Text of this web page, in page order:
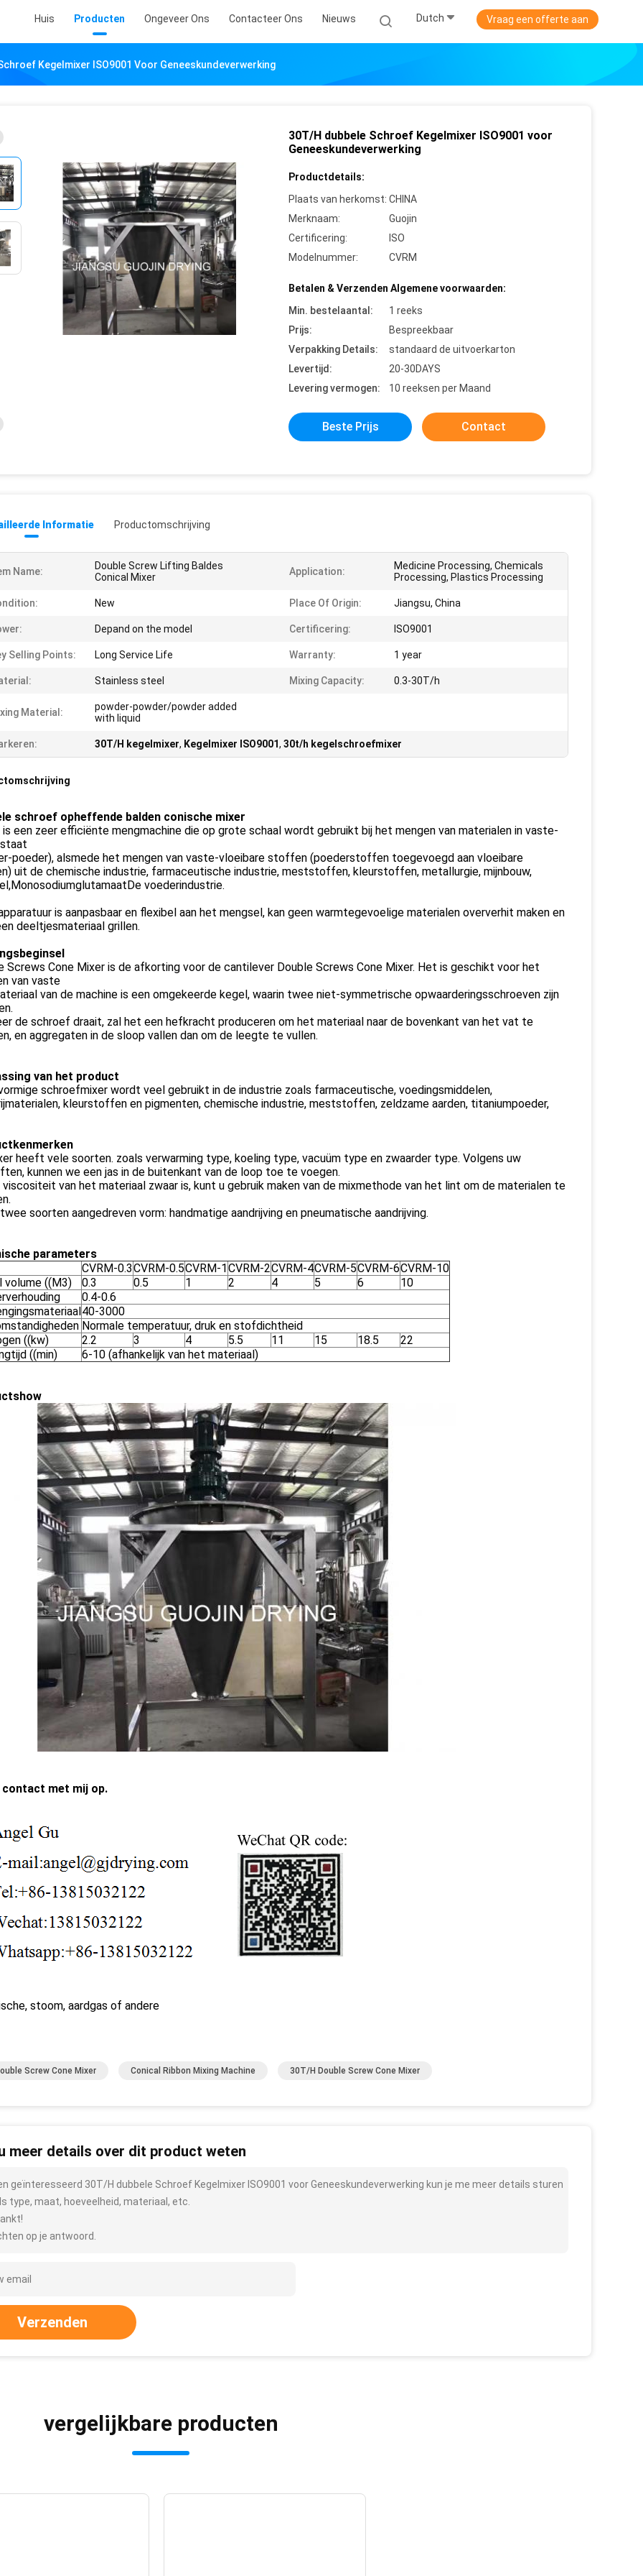
Huis Producten Ongeveer Ons Contacteer Ons Nieuws Dutch Vraag een offerte aan
Kegelmixer ISO9001 Voor Geneeskundeverwerking
30T/H dubbele Schroef Kegelmixer ISO9001 voor
Geneeskundeverwerking
Productdetails:
Plaats van herkomst: CHINA
Merknaam:
Guojin
Certificering:
ISO
Modelnummer:
CVRM
Betalen & Verzenden Algemene voorwaarden:
Min. bestelaantal:
1 reeks
Prijs:
Bespreekbaar
Verpakking Details:
standaard de uitvoerkarton
Levertijd:
20-30DAYS
Levering vermogen:
10 reeksen per Maand
Beste Prijs Contact
Informatie Productomschrijving
Name:
Double Screw Lifting Baldes
Conical Mixer
Application:
Medicine Processing, Chemicals
Processing, Plastics Processing
New Place Of Origin: Jiangsu, China
Depand on the model Certificering: ISO9001
Selling Points: Long Service Life Warranty: 1 year
Stainless steel Mixing Capacity: 0.3-30T/h
Material:
powder-powder/powder added
with liquid
30T/H kegelmixer, Kegelmixer ISO9001, 30t/h kegelschroefmixer
schroef opheffende balden conische mixer
is een zeer efficiënte mengmachine die op grote schaal wordt gebruikt bij het mengen van materialen in vaste-
poeder), alsmede het mengen van vaste-vloeibare stoffen (poederstoffen toegevoegd aan vloeibare
uit de chemische industrie, farmaceutische industrie, meststoffen, kleurstoffen, metallurgie, mijnbouw,
voederindustrie.
is aanpasbaar en flexibel aan het mengsel, kan geen warmtegevoelige materialen oververhit maken en
deeltjesmateriaal grillen.
Screws Cone Mixer is de afkorting voor de cantilever Double Screws Cone Mixer. Het is geschikt voor het
van vaste
van de machine is een omgekeerde kegel, waarin twee niet-symmetrische opwaarderingsschroeven zijn
de schroef draait, zal het een hefkracht produceren om het materiaal naar de bovenkant van het vat te
en aggregaten in de sloop vallen dan om de leegte te vullen.
van het product
schroefmixer wordt veel gebruikt in de industrie zoals farmaceutische, voedingsmiddelen,
kleurstoffen en pigmenten, chemische industrie, meststoffen, zeldzame aarden, titaniumpoeder,
heeft vele soorten. zoals verwarming type, koeling type, vacuüm type en zwaarder type. Volgens uw
kunnen we een jas in de buitenkant van de loop toe te voegen.
viscositeit van het materiaal zwaar is, kunt u gebruik maken van de mixmethode van het lint om de materialen te
soorten aangedreven vorm: handmatige aandrijving en pneumatische aandrijving.
parameters
CVRM-0.3CVRM-0.5CVRM-1CVRM-2CVRM-4CVRM-5CVRM-6CVRM-10
volume ((M3)
0.3 0.5 1 2 4 5 6
10
0.4-0.6
40-3000
Normale temperatuur, druk en stofdichtheid
((kw)
2.2 3 4 5.5 11 15 18.5
22
((min)
6-10 (afhankelijk van het materiaal)
contact met mij op.
stoom, aardgas of andere
Screw Cone Mixer Conical Ribbon Mixing Machine 30T/H Double Screw Cone Mixer
meer details over dit product weten
geïnteresseerd 30T/H dubbele Schroef Kegelmixer ISO9001 voor Geneeskundeverwerking kun je me meer details sturen
type, maat, hoeveelheid, materiaal, etc.
op je antwoord.
Verzenden
vergelijkbare producten